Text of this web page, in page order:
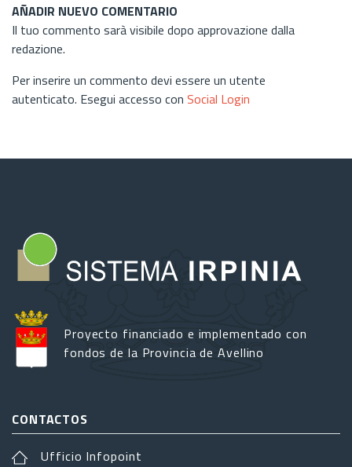
AÑADIR NUEVO COMENTARIO
Il tuo commento sarà visibile dopo approvazione dalla
redazione.
Per inserire un commento devi essere un utente
autenticato. Esegui accesso con Social Login
Proyecto financiado e implementado con
fondos de la Provincia de Avellino
CONTACTOS
Ufficio Infopoint